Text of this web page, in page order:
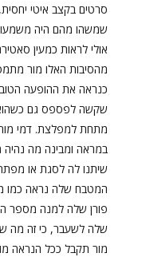
סרטים בקצב איטי
שמשהו מהם היה
אולי לראות כמעין
מהסיבות האלו מור
כנראה את ההופעה
שקשה לפספס גם
מתחת למפלצת. דמי
במראה ומבינה מה
שיתנו לה לסגת או
המטבח שלה נראה כמו
פורן שלה למנה מספר
שלה לשעבר, כי זה מה
מור תקבל ככל הנראה